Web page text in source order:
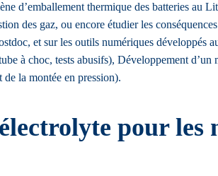
d’emballement thermique des batteries au
des gaz, ou encore étudier les
et sur les outils numériques
à choc, tests abusifs), Développement
la montée en pression).
pour les